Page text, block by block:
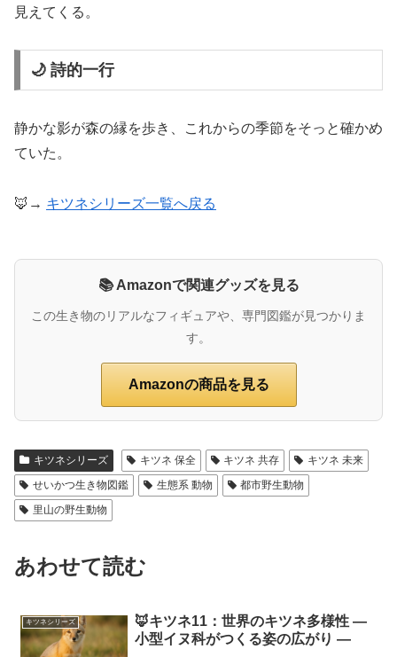
見えてくる。
🌙 詩的一行
静かな影が森の縁を歩き、これからの季節をそっと確かめ
ていた。
🦊→ キツネシリーズ一覧へ戻る
📚 Amazonで関連グッズを見る
この生き物のリアルなフィギュアや、専門図鑑が見つかりま
す。
Amazonの商品を見る
キツネシリーズ キツネ 保全 キツネ 共存
キツネ 未来
せいかつ生き物図鑑
生態系 動物
都市野生動物
里山の野生動物
あわせて読む
キツネシリーズ
🦊キツネ11：世界のキツネ多様性 ―
小型イヌ科がつくる姿の広がり ―